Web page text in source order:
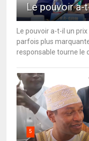
Le pouvoir a-
Le pouvoir a-t-il un
parfois plus
responsable tourne le
5